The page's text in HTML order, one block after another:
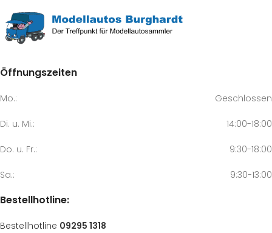
Öffnungszeiten
Mo.: Geschlossen
Di. u. Mi.: 14:00-18:00
Do. u. Fr.: 9:30-18:00
Sa.: 9:30-13:00
Bestellhotline:
Bestellhotline 09295 1318